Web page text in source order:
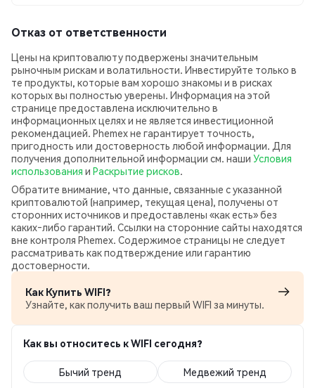
Отказ от ответственности
Цены на криптовалюту подвержены значительным
рыночным рискам и волатильности. Инвестируйте только в
те продукты, которые вам хорошо знакомы и в рисках
которых вы полностью уверены. Информация на этой
странице предоставлена исключительно в
информационных целях и не является инвестиционной
рекомендацией. Phemex не гарантирует точность,
пригодность или достоверность любой информации. Для
получения дополнительной информации см. наши Условия
использования и Раскрытие рисков.
Обратите внимание, что данные, связанные с указанной
криптовалютой (например, текущая цена), получены от
сторонних источников и предоставлены «как есть» без
каких‑либо гарантий. Ссылки на сторонние сайты находятся
вне контроля Phemex. Содержимое страницы не следует
рассматривать как подтверждение или гарантию
достоверности.
Как Купить WIFI?
Узнайте, как получить ваш первый WIFI за минуты.
Как вы относитесь к WIFI сегодня?
Бычий тренд Медвежий тренд